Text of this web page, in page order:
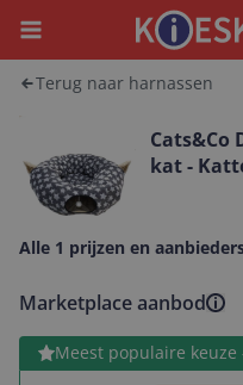
Menu
Terug naar harnassen
Cats&Co
kat -
Alle 1 prijzen en
Marketplace aanbod
Meest populaire keuze
Bekijk product